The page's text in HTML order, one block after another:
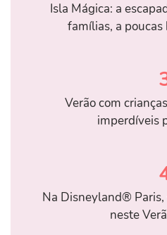
Isla Mágica: a
famílias, a
Verão com
imperdíveis
Na Disneyland®
neste